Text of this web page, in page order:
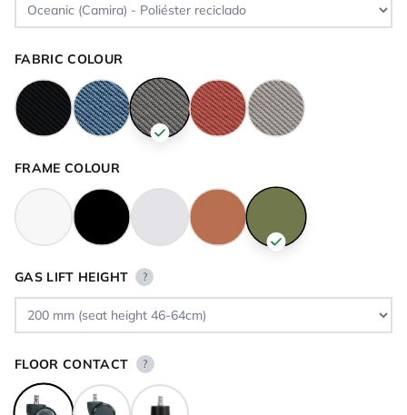
FABRIC COLOUR
FRAME COLOUR
GAS LIFT HEIGHT ?
FLOOR CONTACT ?